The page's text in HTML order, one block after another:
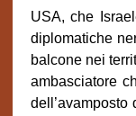
USA, che
diplomatiche
balcone nei
ambasciatore